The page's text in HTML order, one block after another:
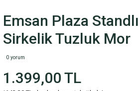
Emsan Plaza
Sirkelik Tuzluk Mor
0 yorum
1.399,00 TL